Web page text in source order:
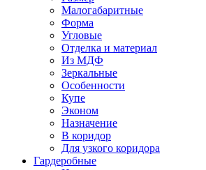
Малогабаритные
Форма
Угловые
Отделка и материал
Из МДФ
Зеркальные
Особенности
Купе
Эконом
Назначение
В коридор
Для узкого коридора
Гардеробные